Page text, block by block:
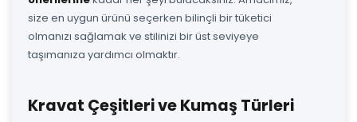
size en uygun ürünü seçerken bilinçli bir tüketici
olmanızı sağlamak ve stilinizi bir üst seviyeye
taşımanıza yardımcı olmaktır.
Kravat Çeşitleri ve Kumaş Türleri